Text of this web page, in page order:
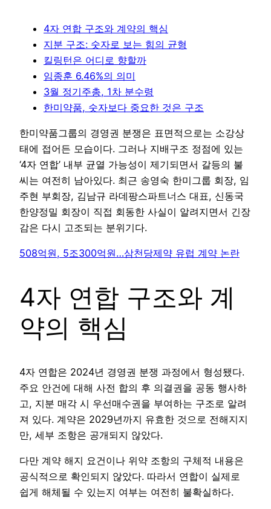
4자 연합 구조와 계약의 핵심
지분 구조: 숫자로 보는 힘의 균형
킬링턴은 어디로 향할까
임종훈 6.46%의 의미
3월 정기주총, 1차 분수령
한미약품, 숫자보다 중요한 것은 구조
한미약품그룹의 경영권 분쟁은 표면적으로는 소강상
태에 접어든 모습이다. 그러나 지배구조 정점에 있는
‘4자 연합’ 내부 균열 가능성이 제기되면서 갈등의 불
씨는 여전히 남아있다. 최근 송영숙 한미그룹 회장, 임
주현 부회장, 김남규 라데팡스파트너스 대표, 신동국
한양정밀 회장이 직접 회동한 사실이 알려지면서 긴장
감은 다시 고조되는 분위기다.
508억원, 5조300억원…삼천당제약 유럽 계약 논란
4자 연합 구조와 계
약의 핵심
4자 연합은 2024년 경영권 분쟁 과정에서 형성됐다.
주요 안건에 대해 사전 합의 후 의결권을 공동 행사하
고, 지분 매각 시 우선매수권을 부여하는 구조로 알려
져 있다. 계약은 2029년까지 유효한 것으로 전해지지
만, 세부 조항은 공개되지 않았다.
다만 계약 해지 요건이나 위약 조항의 구체적 내용은
공식적으로 확인되지 않았다. 따라서 연합이 실제로
쉽게 해체될 수 있는지 여부는 여전히 불확실하다.